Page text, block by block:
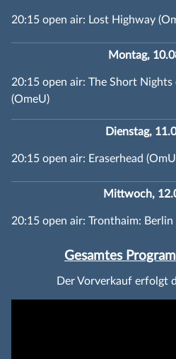
20:15 open air: Lost Highway
Montag,
20:15 open air: The Short Nights
(OmeU)
Dienstag,
20:15 open air: Eraserhead
Mittwoch,
20:15 open air: Tronthaim:
Gesamtes
Der Vorverkauf erfolgt